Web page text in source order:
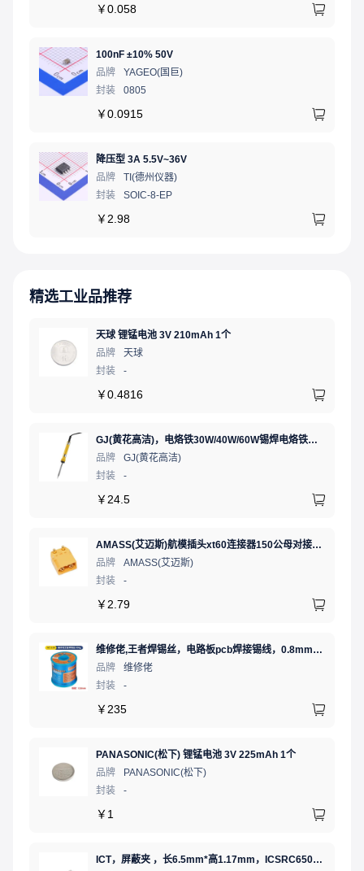
￥0.058
100nF ±10% 50V
品牌
YAGEO(国巨)
封装
0805
￥0.0915
降压型 3A 5.5V~36V
品牌
TI(德州仪器)
封装
SOIC-8-EP
￥ 2.98
精选工业品推荐
天球 锂锰电池 3V 210mAh 1个
品牌
天球
封装
-
￥0.4816
GJ(黄花高洁)，电烙铁30W/40W/60W锡焊电烙铁焊接工具电焊笔手机电子维修（内热35W），NO.435(35W)
品牌
GJ(黄花高洁)
封装
-
￥ 24.5
AMASS(艾迈斯)航模插头xt60连接器150公母对接pw锂电池公头 接PCB板卧式 黄色 公头XT60PW-M.G.Y
品牌
AMASS(艾迈斯)
封装
-
￥ 2.79
维修佬,王者焊锡丝，电路板pcb焊接锡线，0.8mm800g,1个
品牌
维修佬
封装
-
￥ 235
PANASONIC(松下) 锂锰电池 3V 225mAh 1个
品牌
PANASONIC(松下)
封装
-
￥ 1
ICT，屏蔽夹 ，长6.5mm*高1.17mm，ICSRC6508-015SFR